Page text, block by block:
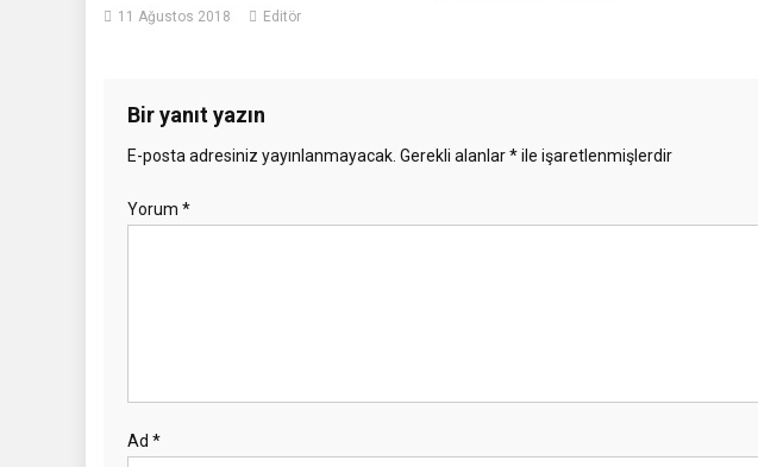
11 Ağustos 2018 Editör
Bir yanıt yazın
E-posta adresiniz yayınlanmayacak. Gerekli alanlar*ile işaretlenmişlerdir
Yorum *
Ad *